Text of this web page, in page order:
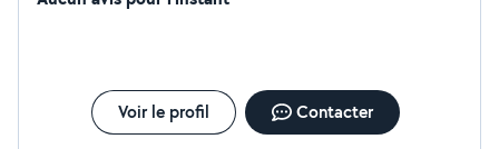
Voir le profil Contacter